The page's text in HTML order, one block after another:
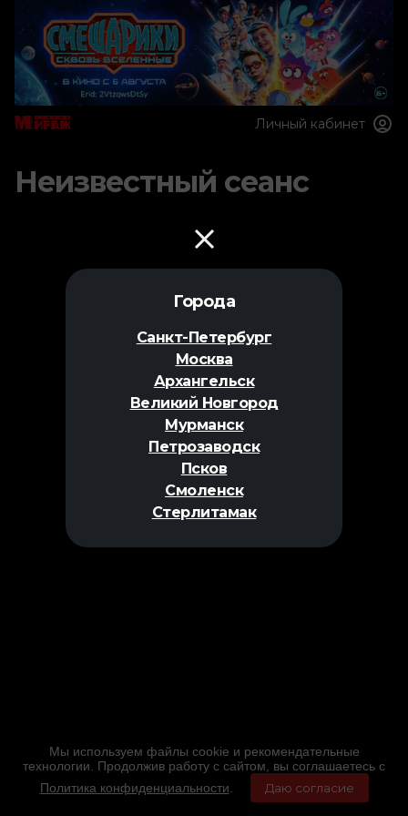
Города
Санкт-Петербург
Москва
Архангельск
Великий Новгород
Мурманск
Петрозаводск
Псков
Смоленск
Стерлитамак
Личный кабинет
Неизвестный сеанс
Мы используем файлы cookie и рекомендательные
технологии. Продолжив работу с сайтом, вы соглашаетесь с
Политика конфиденциальности
Даю согласие